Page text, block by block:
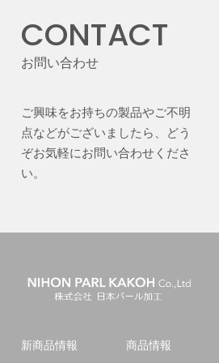
CONTACT
お問い合わせ
ご興味をお持ちの製品やご不明
点などがございましたら、どう
ぞお気軽にお問い合わせくださ
い。
新商品情報 商品情報